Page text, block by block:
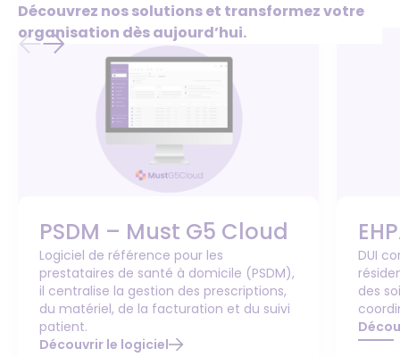
Découvrez nos solutions et transformez votre
organisation dès aujourd’hui.
PSDM – Must G5 Cloud
Logiciel de référence pour les
prestataires de santé à domicile (PSDM),
il centralise la gestion des prescriptions,
du matériel, de la facturation et du suivi
patient.
Découvrir le logiciel
DUI
des